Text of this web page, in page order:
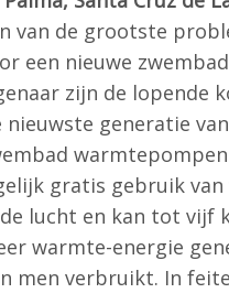
van de grootste
een nieuwe zwembad
zijn de lopende
nieuwste generatie
gratis gebruik
lucht en kan tot vijf
warmte-energie
men verbruikt. In